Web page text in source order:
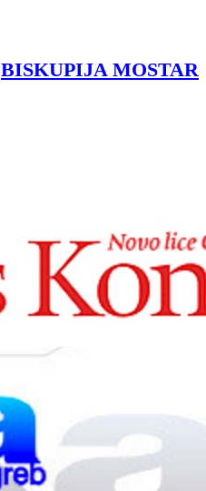
BISKUPIJA MOSTAR